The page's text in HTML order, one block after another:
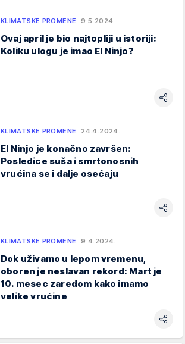
KLIMATSKE PROMENE 9.5.2024.
Ovaj april je bio najtopliji u istoriji:
Koliku ulogu je imao El Ninjo?
KLIMATSKE PROMENE 24.4.2024.
El Ninjo je konačno završen:
Posledice suša i smrtonosnih
vrućina se i dalje osećaju
KLIMATSKE PROMENE 9.4.2024.
Dok uživamo u lepom vremenu,
oboren je neslavan rekord: Mart je
10. mesec zaredom kako imamo
velike vrućine